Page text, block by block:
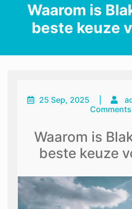
Waarom is
beste keuze
25 Sep, 2025
Comments
Waarom is
beste keuze